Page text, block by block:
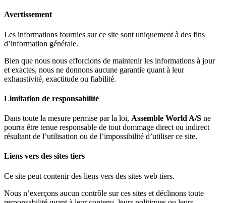
Avertissement
Les informations fournies sur ce site sont uniquement à des fins
d’information générale.
Bien que nous nous efforcions de maintenir les informations à jour
et exactes, nous ne donnons aucune garantie quant à leur
exhaustivité, exactitude ou fiabilité.
Limitation de responsabilité
Dans toute la mesure permise par la loi, Assemble World A/S ne
pourra être tenue responsable de tout dommage direct ou indirect
résultant de l’utilisation ou de l’impossibilité d’utiliser ce site.
Liens vers des sites tiers
Ce site peut contenir des liens vers des sites web tiers.
Nous n’exerçons aucun contrôle sur ces sites et déclinons toute